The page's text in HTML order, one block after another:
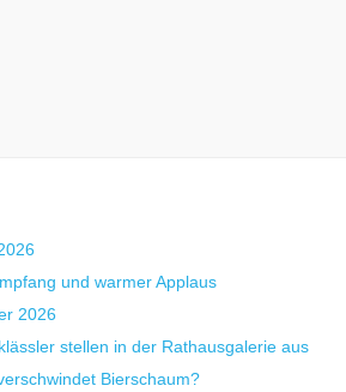
und warmer Applaus
2026
stellen in der Rathausgalerie aus
Bierschaum?